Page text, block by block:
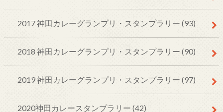
2017 神田カレーグランプリ・スタンプラリー (93)
2018 神田カレーグランプリ・スタンプラリー (90)
2019 神田カレーグランプリ・スタンプラリー (97)
2020神田カレースタンプラリー (42)